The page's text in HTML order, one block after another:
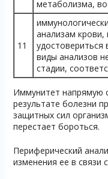
метаболизма,
11
анализам
виды анализов
стадии,
Иммунитет напрямую
результате болезни
защитных сил
перестает бороться.
Периферический
изменения ее в связи